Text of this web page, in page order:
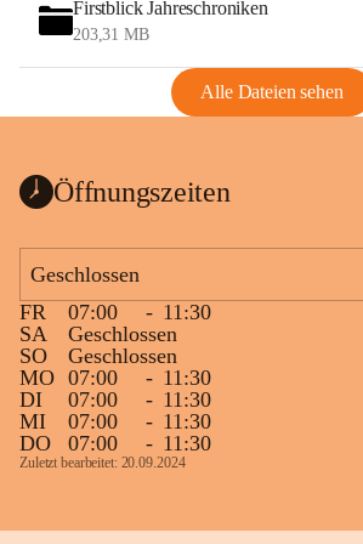
Firstblick Jahreschroniken
203,31 MB
Alle Dateien sehen
Öffnungszeiten
Geschlossen
FR
07:00 - 11:30
SA
Geschlossen
SO
Geschlossen
MO 07:00 - 11:30
DI
07:00 - 11:30
MI
07:00 - 11:30
DO
07:00 - 11:30
Zuletzt bearbeitet: 20.09.2024